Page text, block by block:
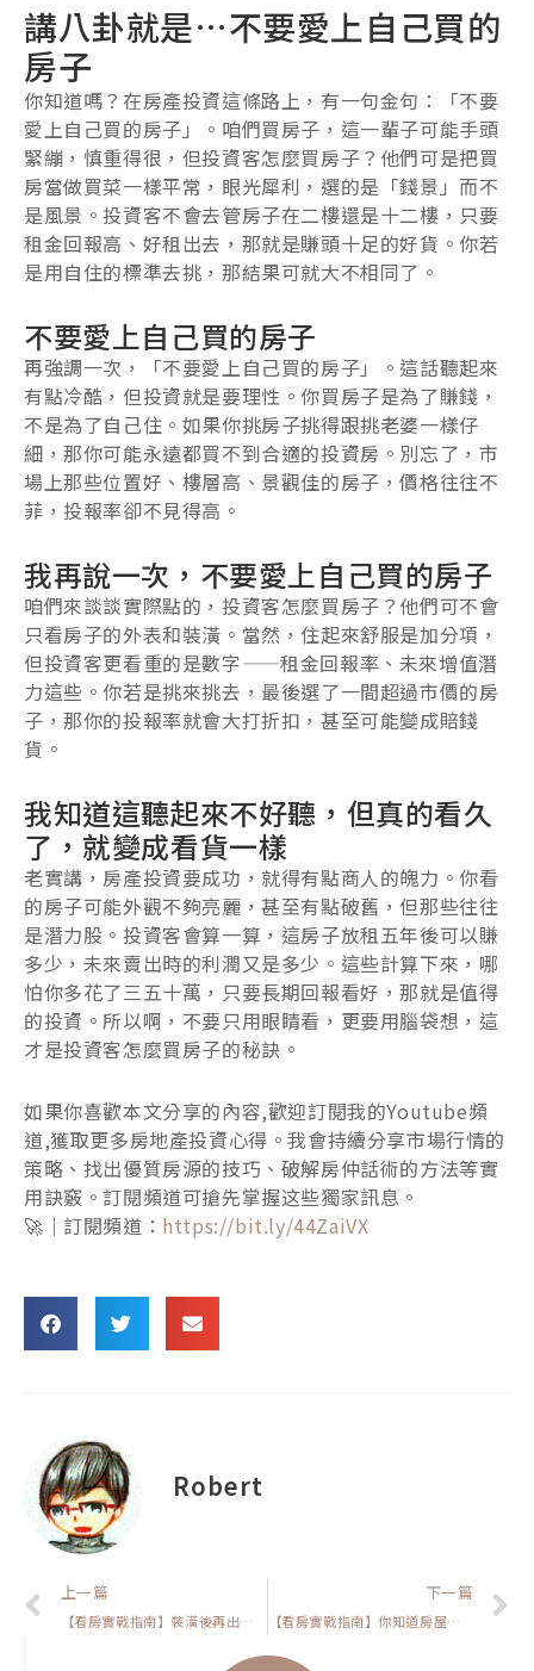
講八卦就是…不要愛上自己買的
房子
你知道嗎？在房產投資這條路上，有一句金句：「不要
愛上自己買的房子」。咱們買房子，這一輩子可能手頭
緊繃，慎重得很，但投資客怎麼買房子？他們可是把買
房當做買菜一樣平常，眼光犀利，選的是「錢景」而不
是風景。投資客不會去管房子在二樓還是十二樓，只要
租金回報高、好租出去，那就是賺頭十足的好貨。你若
是用自住的標準去挑，那結果可就大不相同了。
不要愛上自己買的房子
再強調一次，「不要愛上自己買的房子」。這話聽起來
有點冷酷，但投資就是要理性。你買房子是為了賺錢，
不是為了自己住。如果你挑房子挑得跟挑老婆一樣仔
細，那你可能永遠都買不到合適的投資房。別忘了，市
場上那些位置好、樓層高、景觀佳的房子，價格往往不
菲，投報率卻不見得高。
我再說一次，不要愛上自己買的房子
咱們來談談實際點的，投資客怎麼買房子？他們可不會
只看房子的外表和裝潢。當然，住起來舒服是加分項，
但投資客更看重的是數字——租金回報率、未來增值潛
力這些。你若是挑來挑去，最後選了一間超過市價的房
子，那你的投報率就會大打折扣，甚至可能變成賠錢
貨。
我知道這聽起來不好聽，但真的看久
了，就變成看貨一樣
老實講，房產投資要成功，就得有點商人的魄力。你看
的房子可能外觀不夠亮麗，甚至有點破舊，但那些往往
是潛力股。投資客會算一算，這房子放租五年後可以賺
多少，未來賣出時的利潤又是多少。這些計算下來，哪
怕你多花了三五十萬，只要長期回報看好，那就是值得
的投資。所以啊，不要只用眼睛看，更要用腦袋想，這
才是投資客怎麼買房子的秘訣。
如果你喜歡本文分享的內容,歡迎訂閱我的Youtube頻
道,獲取更多房地產投資心得。我會持續分享市場行情的
策略、找出優質房源的技巧、破解房仲話術的方法等實
用訣竅。訂閱頻道可搶先掌握这些獨家訊息。
🚀｜訂閱頻道： https://bit.ly/44ZaiVX
Robert
上一頁
上一篇
【看房實戰指南】裝潢後再出租房子真的划算？跟你分享我踩過的那些坑
下一篇
【看房實戰指南】你知道房屋重購退稅嗎?它能幫你省下數十萬？